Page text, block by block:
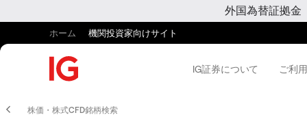
外国為替証拠金
ホーム 機関投資家向けサイト
IG証券について ご利
株価・株式CFD銘柄検索